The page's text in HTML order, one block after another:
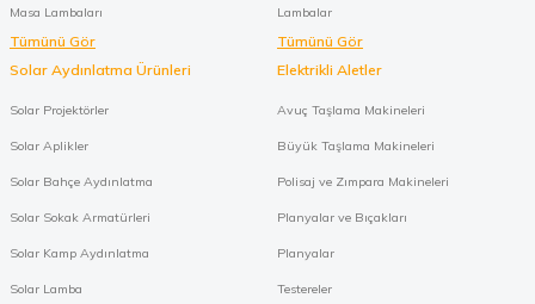
Masa Lambaları
Tümünü Gör
Lambalar
Tümünü Gör
Solar Aydınlatma Ürünleri
Solar Projektörler
Solar Aplikler
Solar Bahçe Aydınlatma
Solar Sokak Armatürleri
Solar Kamp Aydınlatma
Solar Lamba
Elektrikli Aletler
Avuç Taşlama Makineleri
Büyük Taşlama Makineleri
Polisaj ve Zımpara Makineleri
Planyalar ve Bıçakları
Planyalar
Testereler